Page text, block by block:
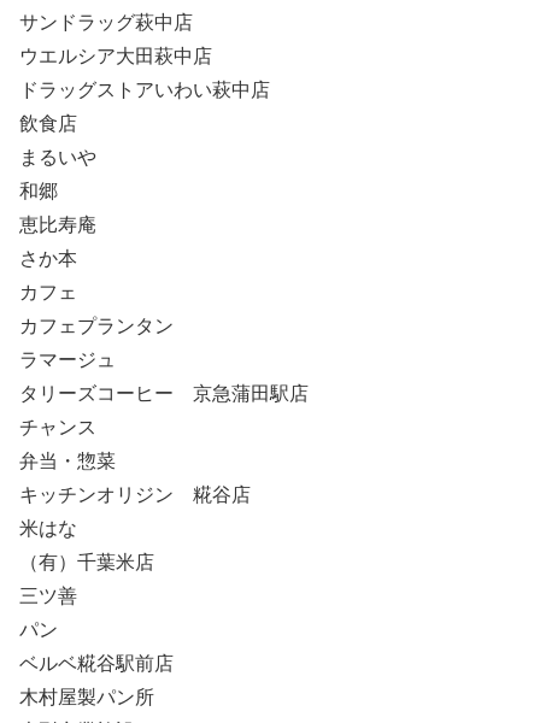
サンドラッグ萩中店
ウエルシア大田萩中店
ドラッグストアいわい萩中店
飲食店
まるいや
和郷
恵比寿庵
さか本
カフェ
カフェプランタン
ラマージュ
タリーズコーヒー 京急蒲田駅店
チャンス
弁当・惣菜
キッチンオリジン 糀谷店
米はな
（有）千葉米店
三ツ善
パン
ベルベ糀谷駅前店
木村屋製パン所